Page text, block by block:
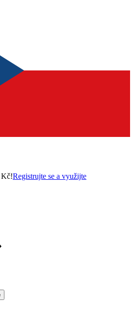
Kč!Registrujte se a využijte